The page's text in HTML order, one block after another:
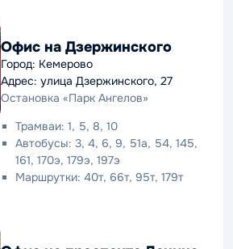
Офис на Дзержинского
Город: Кемерово
Адрес: улица Дзержинского, 27
Остановка «Парк Ангелов»
Трамваи: 1, 5, 8, 10
Автобусы: 3, 4, 6, 9, 51а, 54, 145,
161, 170э, 179э, 197э
Маршрутки: 40т, 66т, 95т, 179т